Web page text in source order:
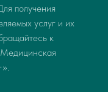
получения
услуг и их
к